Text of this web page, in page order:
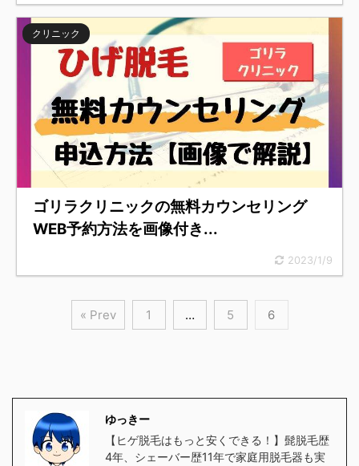
クリニック
ゴリラクリニックの無料カウンセリング
WEB予約方法を画像付き...
2023/1/9
« Prev 1 … 5 6
ゆっきー
【ヒゲ脱毛はもっと安くできる！】髭脱毛歴
4年、シェーバー歴11年で家庭用脱毛器も実